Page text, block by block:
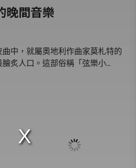
我打開他的日記
一千零一夜
晚間音樂
中，就屬奧地利作曲家莫札特的
炙人口。這部俗稱「弦樂小...